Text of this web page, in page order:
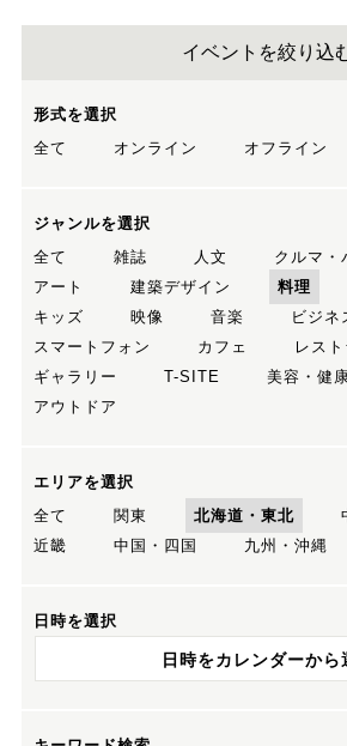
イベントを絞り込
形式を選択
全て
オンライン オフライン
ジャンルを選択
全て
雑誌 人文
クルマ・
アート
建築デザイン 料理
キッズ
映像 音楽
ビジネ
スマートフォン
カフェ レス
ギャラリー
T-SITE 美容・健
アウトドア
エリアを選択
全て
関東 北海道・東北
近畿
中国・四国 九州・沖縄
日時を選択
日時をカレンダーから